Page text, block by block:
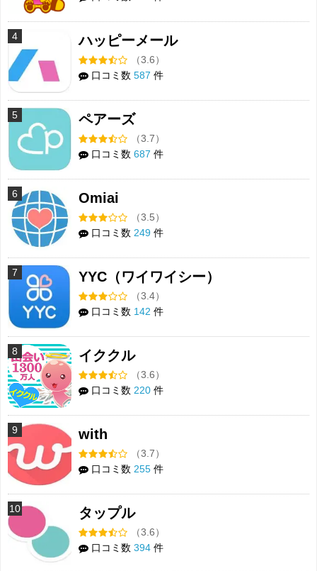
4 ハッピーメール
（3.6）
口コミ数 587 件
5 ペアーズ
（3.7）
口コミ数 687 件
6 Omiai
（3.5）
口コミ数 249 件
7 YYC（ワイワイシー）
（3.4）
口コミ数 142 件
8 イククル
（3.6）
口コミ数 220 件
9 with
（3.7）
口コミ数 255 件
10 タップル
（3.6）
口コミ数 394 件